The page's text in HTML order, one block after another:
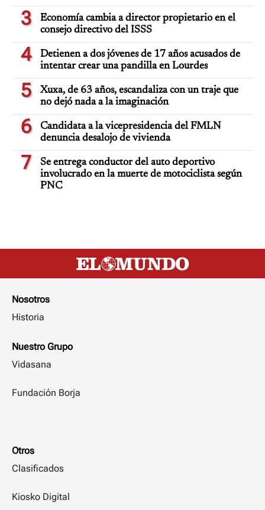
3
Economía cambia a director propietario en el
consejo directivo del ISSS
4
Detienen a dos jóvenes de 17 años acusados de
intentar crear una pandilla en Lourdes
5
Xuxa, de 63 años, escandaliza con un traje que
no dejó nada a la imaginación
6
Candidata a la vicepresidencia del FMLN
denuncia desalojo de vivienda
7
Se entrega conductor del auto deportivo
involucrado en la muerte de motociclista según
PNC
Nosotros
Historia
Nuestro Grupo
Vidasana
Fundación Borja
Otros
Clasificados
Kiosko Digital